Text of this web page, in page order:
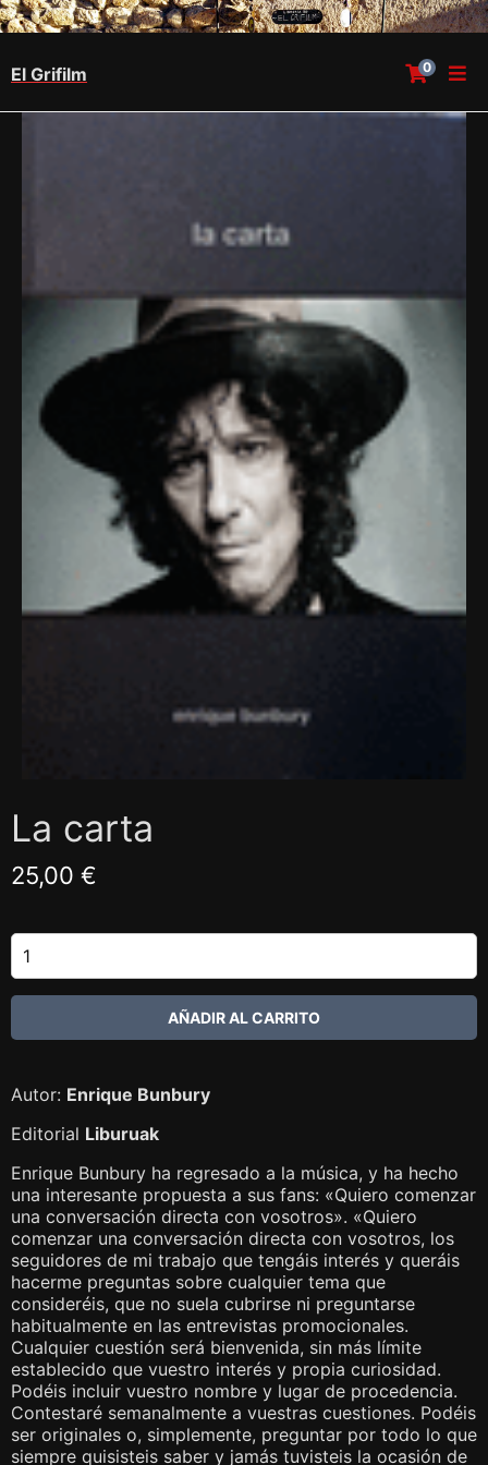
El Grifilm 0
La carta
25,00 €
Autor: Enrique Bunbury
Editorial Liburuak
Enrique Bunbury ha regresado a la música, y ha hecho
una interesante propuesta a sus fans: «Quiero comenzar
una conversación directa con vosotros». «Quiero
comenzar una conversación directa con vosotros, los
seguidores de mi trabajo que tengáis interés y queráis
hacerme preguntas sobre cualquier tema que
consideréis, que no suela cubrirse ni preguntarse
habitualmente en las entrevistas promocionales.
Cualquier cuestión será bienvenida, sin más límite
establecido que vuestro interés y propia curiosidad.
Podéis incluir vuestro nombre y lugar de procedencia.
Contestaré semanalmente a vuestras cuestiones. Podéis
ser originales o, simplemente, preguntar por todo lo que
siempre quisisteis saber y jamás tuvisteis la ocasión de